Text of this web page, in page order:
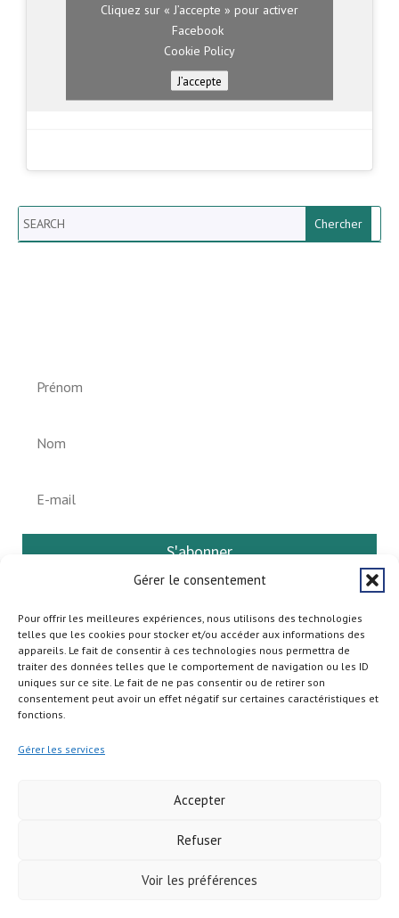
Gérer le consentement
Pour offrir les meilleures expériences, nous utilisons des technologies
telles que les cookies pour stocker et/ou accéder aux informations des
appareils. Le fait de consentir à ces technologies nous permettra de
traiter des données telles que le comportement de navigation ou les ID
uniques sur ce site. Le fait de ne pas consentir ou de retirer son
consentement peut avoir un effet négatif sur certaines caractéristiques et
fonctions.
Gérer les services
Accepter
Refuser
Voir les préférences
Cliquez sur « J’accepte » pour activer
Facebook
Cookie Policy
J’accepte
Search
S'abonner
Copyright © 2026